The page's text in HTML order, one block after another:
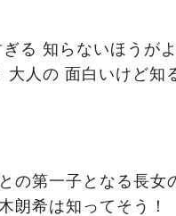
る 知らないほうが
人の 面白いけど知
の第一子となる長女
朗希は知ってそう！